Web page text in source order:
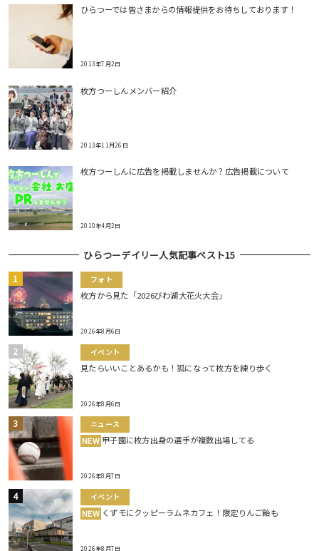
ひらつーでは皆さまからの情報提供をお待ちしております！
2013年7月2日
枚方つーしんメンバー紹介
2013年11月26日
枚方つーしんに広告を掲載しませんか？広告掲載について
2010年4月2日
ひらつーデイリー人気記事ベスト15
フォト
枚方から見た「2026びわ湖大花火大会」
2026年8月6日
イベント
見たらいいことあるかも！狐になって枚方を練り歩く
2026年8月6日
ニュース
NEW 甲子園に枚方出身の選手が複数出場してる
2026年8月7日
イベント
NEW くずモにクッピーラムネカフェ！限定りんご飴も
2026年8月7日